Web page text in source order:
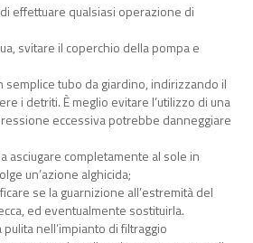
effettuare qualsiasi operazione di
svitare il coperchio della pompa e
semplice tubo da giardino, indirizzando il
i detriti. È meglio evitare l’utilizzo di una
eccessiva potrebbe danneggiare
asciugare completamente al sole in
un’azione alghicida;
se la guarnizione all’estremità del
ed eventualmente sostituirla.
nell’impianto di filtraggio